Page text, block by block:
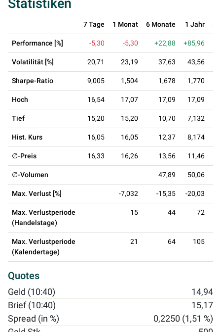
Statistiken
7 Tage 1 Monat 6 Monate 1 Jahr 3
Performance [%] -5,30 -5,30 +22,88 +85,96
Volatilität [%] 20,71 23,19 37,63 43,56
Sharpe-Ratio 9,005 1,504 1,678 1,770
Hoch 16,54 17,07 17,09 17,09
Tief 15,20 15,20 10,70 7,132
Hist. Kurs 16,05 16,05 12,37 8,174
∅-Preis 16,33 16,26 13,56 11,46
∅-Volumen 47,89 50,06
Max. Verlust [%] -7,032 -15,35 -20,03
Max. Verlustperiode
(Handelstage)
15 44 72
Max. Verlustperiode
(Kalendertage)
21 64 105
Quotes
Geld (10:40)
14,94
Brief (10:40)
15,17
Spread (in %)
0,2250 (1,51 %)